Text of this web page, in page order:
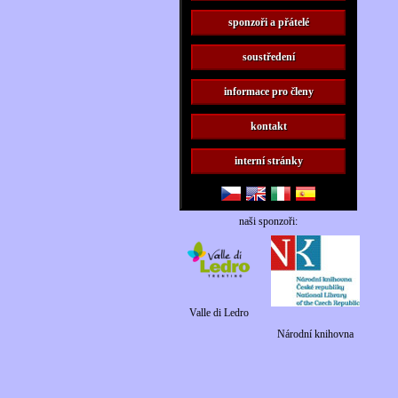
sponzoři a přátelé
soustředení
informace pro členy
kontakt
interní stránky
naši sponzoři:
Valle di Ledro
Národní knihovna